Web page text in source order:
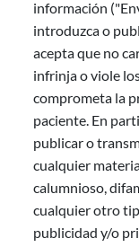
información
introduzca o
acepta que no
infrinja o viole
comprometa la
paciente. En
publicar o
cualquier
calumnioso,
cualquier otro
publicidad y/o